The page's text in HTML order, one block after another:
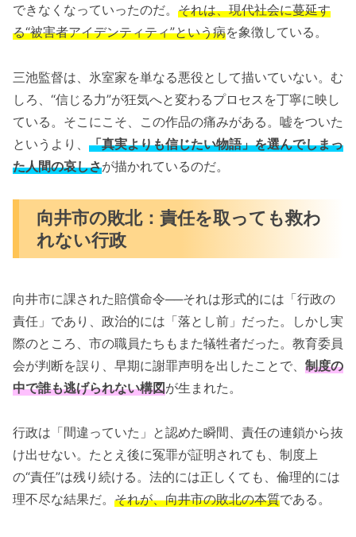
できなくなっていったのだ。 それは、現代社会に蔓延す
る“被害者アイデンティティ”という病を象徴している。
三池監督は、氷室家を単なる悪役として描いていない。む
しろ、“信じる力”が狂気へと変わるプロセスを丁寧に映し
ている。そこにこそ、この作品の痛みがある。嘘をついた
というより、 「真実よりも信じたい物語」を選んでしまっ
た人間の哀しさが描かれているのだ。
向井市の敗北：責任を取っても救わ
れない行政
向井市に課された賠償命令──それは形式的には「行政の
責任」であり、政治的には「落とし前」だった。しかし実
際のところ、市の職員たちもまた犠牲者だった。教育委員
会が判断を誤り、早期に謝罪声明を出したことで、 制度の
中で誰も逃げられない構図が生まれた。
行政は「間違っていた」と認めた瞬間、責任の連鎖から抜
け出せない。たとえ後に冤罪が証明されても、制度上
の“責任”は残り続ける。法的には正しくても、倫理的には
理不尽な結果だ。 それが、向井市の敗北の本質である。